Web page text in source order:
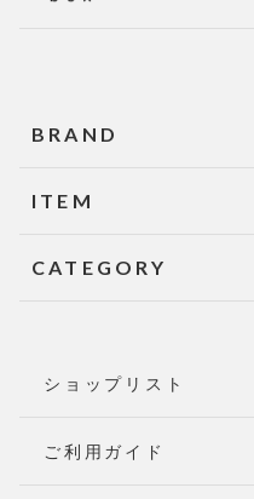
BRAND
ITEM
CATEGORY
ショップリスト
ご利用ガイド